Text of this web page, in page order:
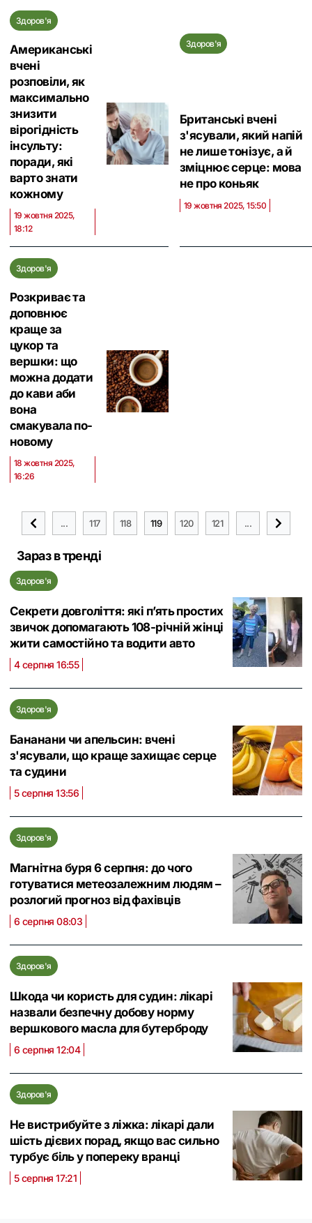
Здоров'я
Американські
вчені
розповіли, як
максимально
знизити
вірогідність
інсульту:
поради, які
варто знати
кожному
19 жовтня 2025,
18:12
Здоров'я
Британські вчені
з'ясували, який напій
не лише тонізує, а й
зміцнює серце: мова
не про коньяк
19 жовтня 2025, 15:50
Здоров'я
Розкриває та
доповнює
краще за
цукор та
вершки: що
можна додати
до кави аби
вона
смакувала по-
новому
18 жовтня 2025,
16:26
... 117 118 119 120 121 ...
Зараз в тренді
Здоров'я
Секрети довголіття: які п’ять простих
звичок допомагають 108-річній жінці
жити самостійно та водити авто
4 серпня 16:55
Здоров'я
Бананани чи апельсин: вчені
з'ясували, що краще захищає серце
та судини
5 серпня 13:56
Здоров'я
Магнітна буря 6 серпня: до чого
готуватися метеозалежним людям –
розлогий прогноз від фахівців
6 серпня 08:03
Здоров'я
Шкода чи користь для судин: лікарі
назвали безпечну добову норму
вершкового масла для бутерброду
6 серпня 12:04
Здоров'я
Не вистрибуйте з ліжка: лікарі дали
шість дієвих порад, якщо вас сильно
турбує біль у попереку вранці
5 серпня 17:21